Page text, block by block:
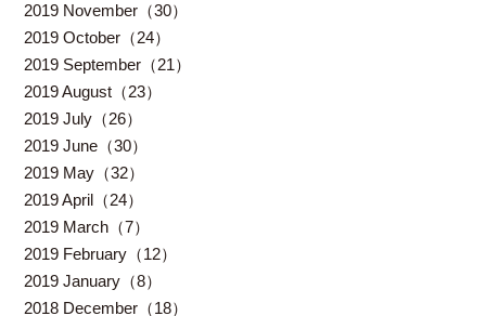
2019 November（30）
2019 October（24）
2019 September（21）
2019 August（23）
2019 July（26）
2019 June（30）
2019 May（32）
2019 April（24）
2019 March（7）
2019 February（12）
2019 January（8）
2018 December（18）